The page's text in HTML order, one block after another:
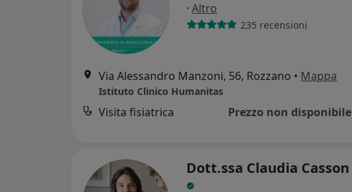
· Altro
235 recensioni
Via Alessandro Manzoni, 56, Rozzano • Mappa
Istituto Clinico Humanitas
Visita fisiatrica Prezzo non disponibile
Dott.ssa Claudia Casson